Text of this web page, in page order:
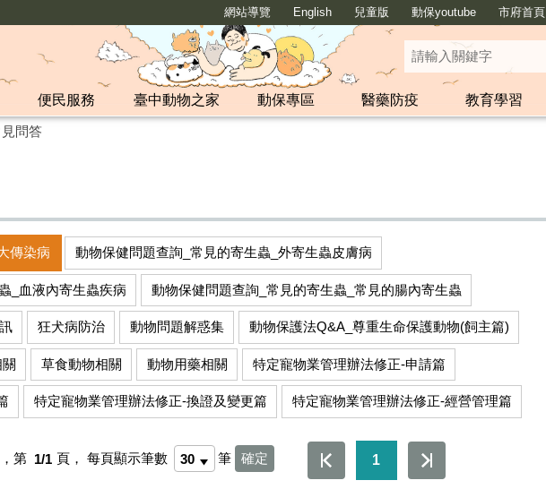
網站導覽 English 兒童版 動保youtube 市府首頁
便民服務 臺中動物之家 動保專區 醫藥防疫 教育學習
問答
傳染病 動物保健問題查詢_常見的寄生蟲_外寄生蟲皮膚病
_血液內寄生蟲疾病 動物保健問題查詢_常見的寄生蟲_常見的腸內寄生蟲
狂犬病防治 動物問題解惑集 動物保護法Q&A_尊重生命保護動物(飼主篇)
草食動物相關 動物用藥相關 特定寵物業管理辦法修正-申請篇
特定寵物業管理辦法修正-換證及變更篇 特定寵物業管理辦法修正-經營管理篇
第 1/1 頁， 每頁顯示筆數 筆 1